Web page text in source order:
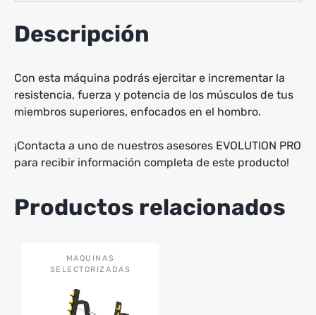
Descripción
Con esta máquina podrás ejercitar e incrementar la
resistencia, fuerza y potencia de los músculos de tus
miembros superiores, enfocados en el hombro.
¡Contacta a uno de nuestros asesores EVOLUTION PRO
para recibir información completa de este producto!
Productos relacionados
MAQUINAS
SELECTORIZADAS